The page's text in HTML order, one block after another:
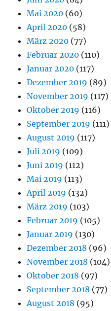
Mai 2020 (60)
April 2020 (58)
März 2020 (77)
Februar 2020 (110)
Januar 2020 (117)
Dezember 2019 (89)
November 2019 (117)
Oktober 2019 (116)
September 2019 (111)
August 2019 (117)
Juli 2019 (109)
Juni 2019 (112)
Mai 2019 (113)
April 2019 (132)
März 2019 (103)
Februar 2019 (105)
Januar 2019 (130)
Dezember 2018 (96)
November 2018 (104)
Oktober 2018 (97)
September 2018 (77)
August 2018 (95)